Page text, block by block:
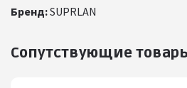
Бренд:SUPRLAN
Сопутствующие